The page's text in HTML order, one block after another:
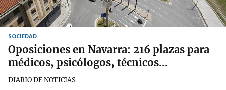
SOCIEDAD
Oposiciones en Navarra: 216 plazas para
médicos, psicólogos, técnicos...
DIARIO DE NOTICIAS